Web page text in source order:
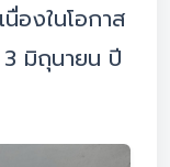
องในโอกาส
มิถุนายน ปี